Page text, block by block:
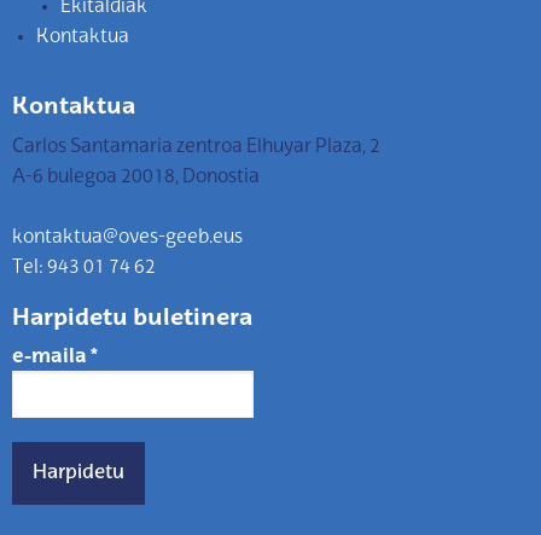
Ekitaldiak
Kontaktua
Kontaktua
Carlos Santamaria zentroa Elhuyar Plaza, 2
A-6 bulegoa 20018, Donostia
kontaktua@oves-geeb.eus
Tel: 943 01 74 62
Harpidetu buletinera
e-maila *